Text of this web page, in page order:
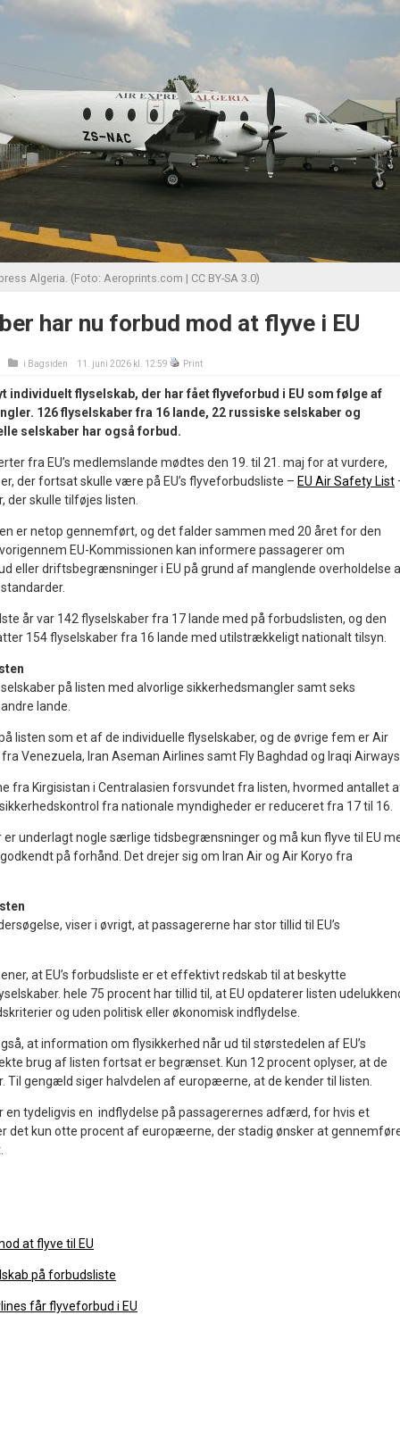
Algeria. (Foto: Aeroprints.com | CC BY-SA 3.0)
har nu forbud mod at flyve i EU
i Bagsiden 11. juni 2026 kl. 12:59 Print
individuelt flyselskab, der har fået flyveforbud i EU som følge af
126 flyselskaber fra 16 lande, 22 russiske selskaber og
selskaber har også forbud.
fra EU’s medlemslande mødtes den 19. til 21. maj for at vurdere,
der fortsat skulle være på EU’s flyveforbudsliste – EU Air Safety List
der skulle tilføjes listen.
er netop gennemført, og det falder sammen med 20 året for den
EU-Kommissionen kan informere passagerer om
eller driftsbegrænsninger i EU på grund af manglende overholdelse
år var 142 flyselskaber fra 17 lande med på forbudslisten, og den
154 flyselskaber fra 16 lande med utilstrækkeligt nationalt tilsyn.
på listen med alvorlige sikkerhedsmangler samt seks
lande.
listen som et af de individuelle flyselskaber, og de øvrige fem er Air
Venezuela, Iran Aseman Airlines samt Fly Baghdad og Iraqi
fra Kirgisistan i Centralasien forsvundet fra listen, hvormed antallet
fra nationale myndigheder er reduceret fra 17 til 16.
er underlagt nogle særlige tidsbegrænsninger og må kun flyve til EU
på forhånd. Det drejer sig om Iran Air og Air Koryo fra
viser i øvrigt, at passagererne har stor tillid til EU’s
at EU’s forbudsliste er et effektivt redskab til at beskytte
hele 75 procent har tillid til, at EU opdaterer listen
og uden politisk eller økonomisk indflydelse.
at information om flysikkerhed når ud til størstedelen af EU’s
brug af listen fortsat er begrænset. Kun 12 procent oplyser, at de
Til gengæld siger halvdelen af europæerne, at de kender til listen.
en tydeligvis en indflydelse på passagerernes adfærd, for hvis et
det kun otte procent af europæerne, der stadig ønsker at
at flyve til EU
på forbudsliste
får flyveforbud i EU